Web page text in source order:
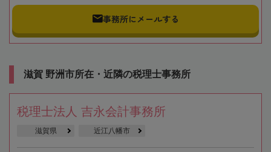
事務所にメールする
滋賀 野洲市所在・近隣の税理士事務所
税理士法人 吉永会計事務所
滋賀県 近江八幡市